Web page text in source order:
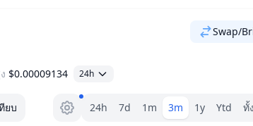
Swap/
$0.00009134 24h
ยบ ตัวเลือกระยะ
24h 7d 1m 3m 1y Ytd ทั้